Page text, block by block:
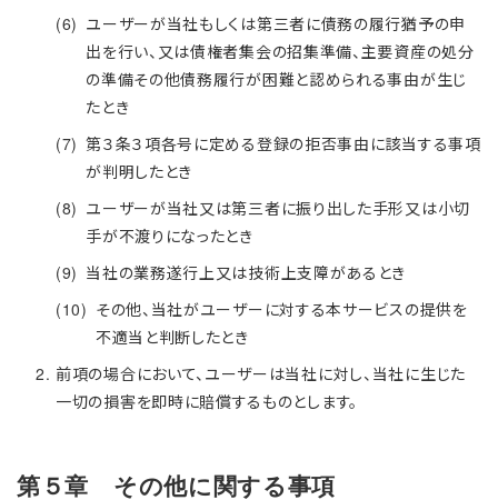
ユーザーが当社もしくは第三者に債務の履行猶予の申
出を行い、又は債権者集会の招集準備、主要資産の処分
の準備その他債務履行が困難と認められる事由が生じ
たとき
第３条３項各号に定める登録の拒否事由に該当する事項
が判明したとき
ユーザーが当社又は第三者に振り出した手形又は小切
手が不渡りになったとき
当社の業務遂行上又は技術上支障があるとき
その他、当社がユーザーに対する本サービスの提供を
不適当と判断したとき
前項の場合において、ユーザーは当社に対し、当社に生じた
一切の損害を即時に賠償するものとします。
第５章 その他に関する事項